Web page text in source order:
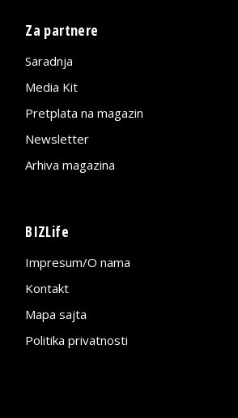
Za partnere
Saradnja
Media Kit
Pretplata na magazin
Newsletter
Arhiva magazina
BIZLife
Impresum/O nama
Kontakt
Mapa sajta
Politika privatnosti